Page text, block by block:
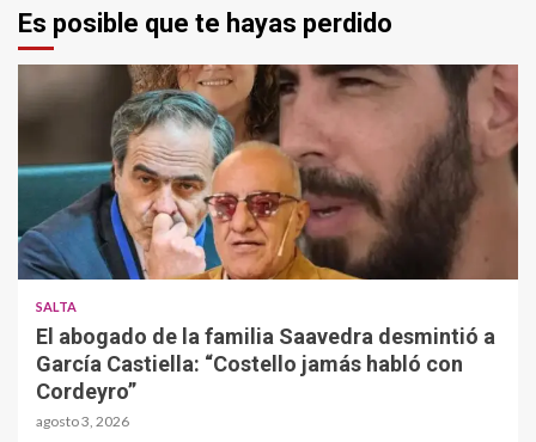
Es posible que te hayas perdido
SALTA
El abogado de la familia Saavedra desmintió a
García Castiella: “Costello jamás habló con
Cordeyro”
agosto 3, 2026